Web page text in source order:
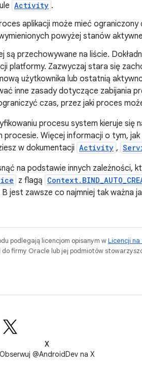
Activity .
aplikacji może mieć
powyżej stanów
są przechowywane na liście.
platformy. Zazwyczaj stara się
użytkownika lub ostatnią
inne zasady dotyczące zabijania
czas, przez jaki proces
procesu system kieruje się
Więcej informacji o tym,
w dokumentacji Activity ,
na podstawie innych zależności,
z flagą
jest zawsze co najmniej tak ważna
podlegają licencjom opisanym wLicencji
firmy Oracle lub jej podmiotów
X
Obserwuj @AndroidDev na X